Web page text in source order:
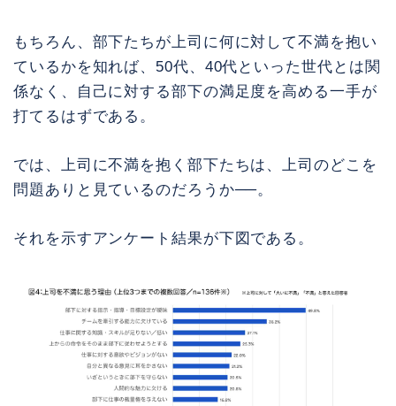
もちろん、部下たちが上司に何に対して不満を抱い
ているかを知れば、50代、40代といった世代とは関
係なく、自己に対する部下の満足度を高める一手が
打てるはずである。
では、上司に不満を抱く部下たちは、上司のどこを
問題ありと見ているのだろうか──。
それを示すアンケート結果が下図である。